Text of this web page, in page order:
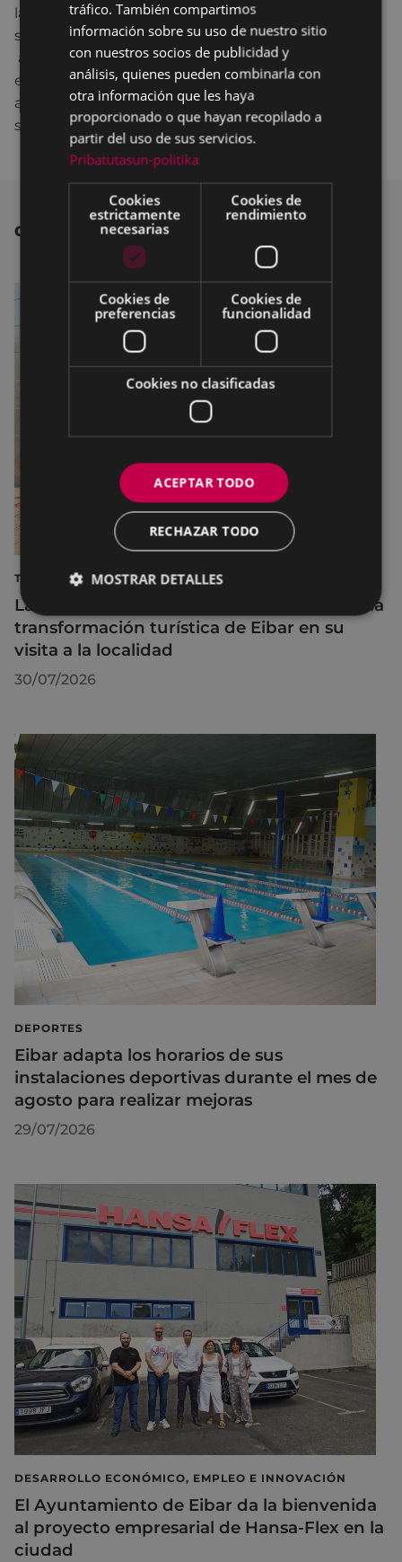
lado izquerdo del bar de Errebal, tiene una
superficie total de 31,31 m2 (local de 24,68 m
almacén de 6,63 m2) y un canon mínimo
establecido de 383,55 euros. Este local dispone
además de conducto de acero inoxidable para
salida de humos.
OTRAS NOTICIAS
TURISMO
La diputada Azahara Domínguez destaca la
transformación turística de Eibar en su
visita a la localidad
30/07/2026
DEPORTES
Eibar adapta los horarios de sus
instalaciones deportivas durante el mes de
agosto para realizar mejoras
29/07/2026
DESARROLLO ECONÓMICO, EMPLEO E INNOVACIÓN
El Ayuntamiento de Eibar da la bienvenida
al proyecto empresarial de Hansa-Flex en la
ciudad
tráfico. También compartimos
información sobre su uso de nuestro sitio
con nuestros socios de publicidad y
análisis, quienes pueden combinarla con
otra información que les haya
proporcionado o que hayan recopilado a
partir del uso de sus servicios.
Pribatutasun-politika
Cookies
estrictamente
necesarias
Cookies de
rendimiento
Cookies de
preferencias
Cookies de
funcionalidad
Cookies no clasificadas
ACEPTAR TODO
RECHAZAR TODO
MOSTRAR DETALLES